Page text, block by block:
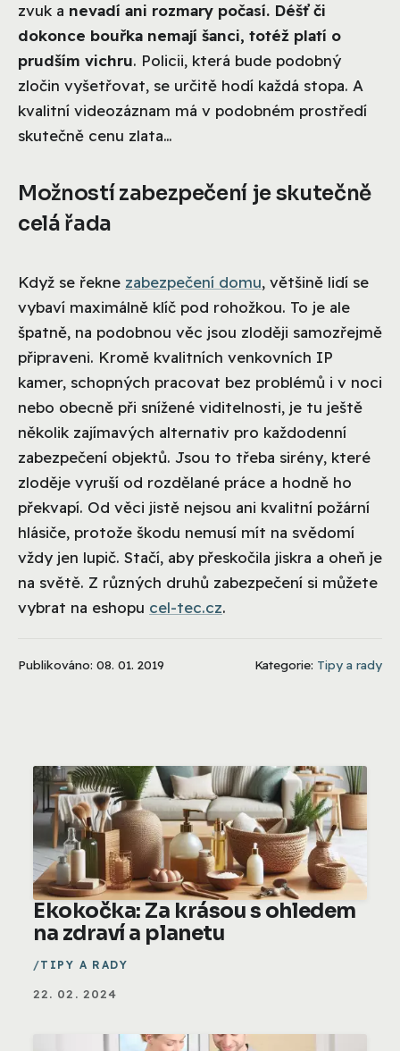
zvuk a nevadí ani rozmary počasí. Déšť či
dokonce bouřka nemají šanci, totéž platí o
prudším vichru. Policii, která bude podobný
zločin vyšetřovat, se určitě hodí každá stopa. A
kvalitní videozáznam má v podobném prostředí
skutečně cenu zlata…
Možností zabezpečení je skutečně
celá řada
Když se řekne zabezpečení domu, většině lidí se
vybaví maximálně klíč pod rohožkou. To je ale
špatně, na podobnou věc jsou zloději samozřejmě
připraveni. Kromě kvalitních venkovních IP
kamer, schopných pracovat bez problémů i v noci
nebo obecně při snížené viditelnosti, je tu ještě
několik zajímavých alternativ pro každodenní
zabezpečení objektů. Jsou to třeba sirény, které
zloděje vyruší od rozdělané práce a hodně ho
překvapí. Od věci jistě nejsou ani kvalitní požární
hlásiče, protože škodu nemusí mít na svědomí
vždy jen lupič. Stačí, aby přeskočila jiskra a oheň je
na světě. Z různých druhů zabezpečení si můžete
vybrat na eshopu cel-tec.cz.
Publikováno: 08. 01. 2019 Kategorie: Tipy a rady
Ekokočka: Za krásou s ohledem
na zdraví a planetu
TIPY A RADY
22. 02. 2024